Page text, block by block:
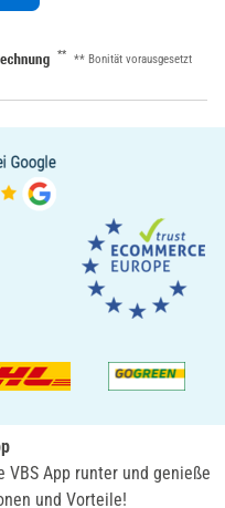
** ** Bonität vorausgesetzt
App runter und genieße
und Vorteile!